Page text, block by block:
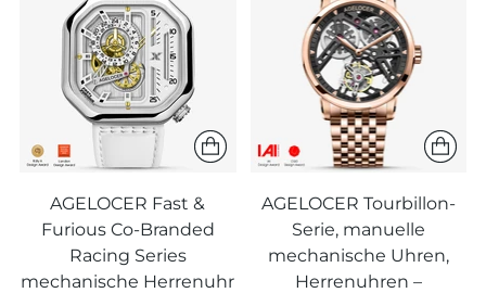
AGELOCER Fast &
Furious Co-Branded
Racing Series
mechanische Herrenuhr
AGELOCER Tourbillon-
Serie, manuelle
mechanische Uhren,
Herrenuhren –